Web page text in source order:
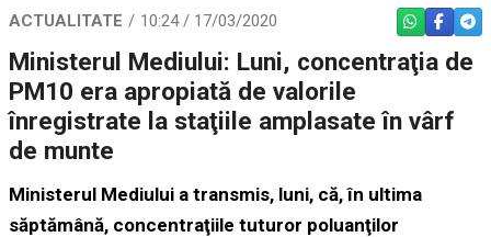
ACTUALITATE 10:24 / 17/03/2020 WHATSAPP
Ministerul Mediului: Luni, concentraţia de
PM10 era apropiată de valorile
înregistrate la staţiile amplasate în vârf
de munte
Ministerul Mediului a transmis, luni, că, în ultima
săptămână, concentraţiile tuturor poluanţilor